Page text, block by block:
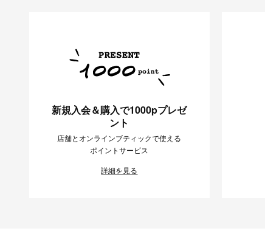
新規入会＆購入で1000pプレゼ
ント
店舗とオンラインブティックで使える
ポイントサービス
詳細を見る